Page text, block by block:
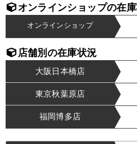
オンラインショップの在
オンラインショップ
店舗別の在庫状況
大阪日本橋店
東京秋葉原店
福岡博多店